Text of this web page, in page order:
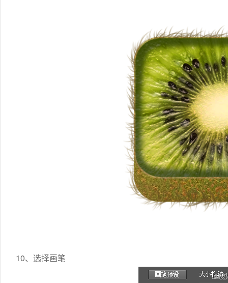
10、选择画笔